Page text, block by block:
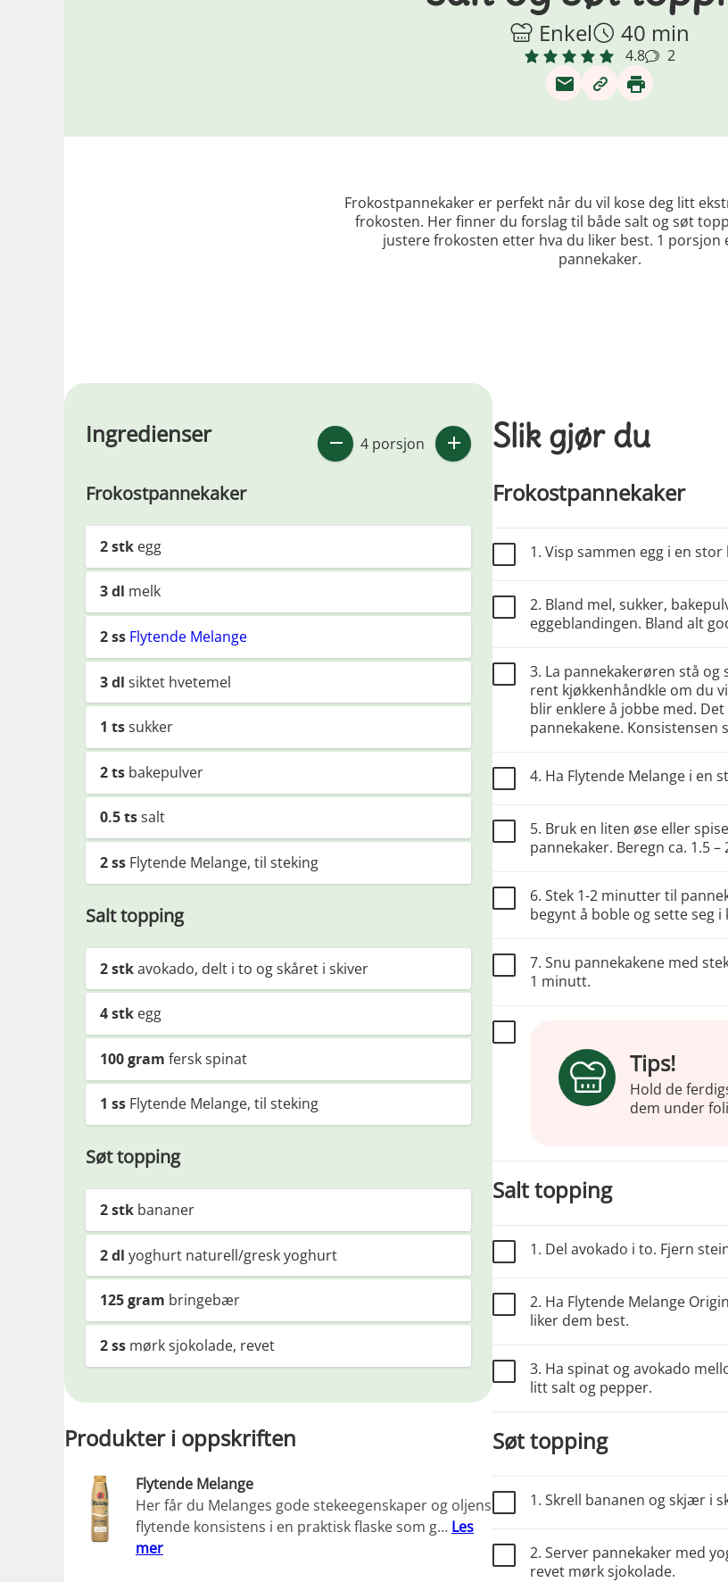
Enkel 40 min
4.8 2
Frokostpannekaker er perfekt når du vil kose deg litt
frokosten. Her finner du forslag til både salt og søt
justere frokosten etter hva du liker best. 1 porsjon
pannekaker.
Ingredienser 4 porsjon
Frokostpannekaker
2stk egg
3dl melk
2ss Flytende Melange
3dl siktet hvetemel
1 tssukker
2ts bakepulver
0.5tssalt
2ss Flytende Melange, til steking
Salt topping
2stkavokado, delt i to og skåret i skiver
4stk egg
100gram fersk spinat
1 ss Flytende Melange, til steking
Søt topping
2stk bananer
2dl yoghurt naturell/gresk yoghurt
125gram bringebær
2ss mørk sjokolade, revet
Produkter i oppskriften
Flytende Melange
Her får du Melanges gode stekeegenskaper og oljens
flytende konsistens i en praktisk flaske som g… Les
mer
Slik gjør du
Frokostpannekaker
1. Visp sammen egg i en
2. Bland mel, sukker,
eggeblandingen. Bland alt
3. La pannekakerøren stå
rent kjøkkenhåndkle om du
blir enklere å jobbe med.
pannekakene.
4. Ha Flytende Melange i en
5. Bruk en liten øse eller
pannekaker. Beregn ca. 1.5
6. Stek 1-2 minutter til
begynt å boble og sette seg i
7. Snu pannekakene med
1 minutt.
Tips!
Hold de
dem under
Salt topping
1. Del avokado i to. Fjern
2. Ha Flytende Melange
liker dem best.
3. Ha spinat og avokado
litt salt og pepper.
Søt topping
1. Skrell bananen og skjær i
2. Server pannekaker med
revet mørk sjokolade.